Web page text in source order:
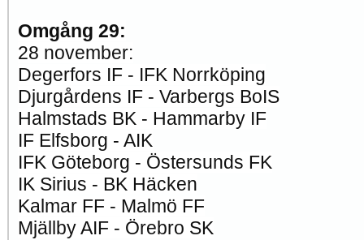
Omgång 29:
28 november:
Degerfors IF - IFK Norrköping
Djurgårdens IF - Varbergs BoIS
Halmstads BK - Hammarby IF
IF Elfsborg - AIK
IFK Göteborg - Östersunds FK
IK Sirius - BK Häcken
Kalmar FF - Malmö FF
Mjällby AIF - Örebro SK